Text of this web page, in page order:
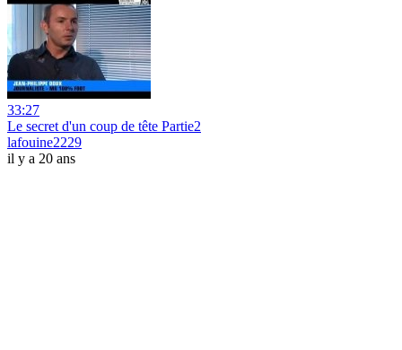
33:27
Le secret d'un coup de tête Partie2
lafouine2229
il y a 20 ans